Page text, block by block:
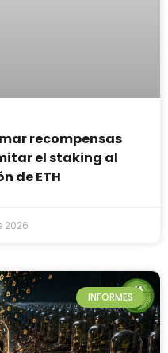
recompensas
el staking al
de ETH
2026
INFORMES